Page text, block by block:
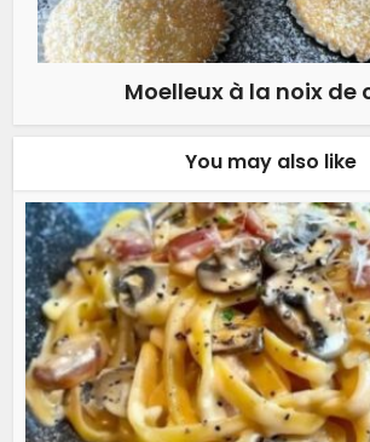
Moelleux à la noix de
You may also like